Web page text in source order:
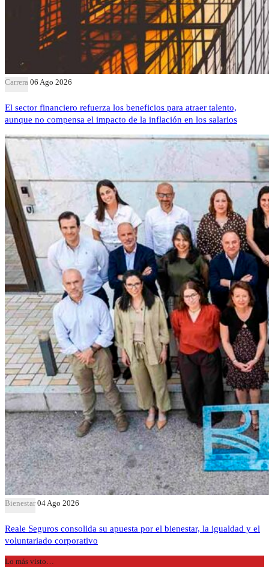
Carrera 06 Ago 2026
El sector financiero refuerza los beneficios para atraer talento,
aunque no compensa el impacto de la inflación en los salarios
Bienestar 04 Ago 2026
Reale Seguros consolida su apuesta por el bienestar, la igualdad y el
voluntariado corporativo
Lo más visto…